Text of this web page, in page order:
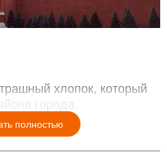
хлопок, который
города.
полностью